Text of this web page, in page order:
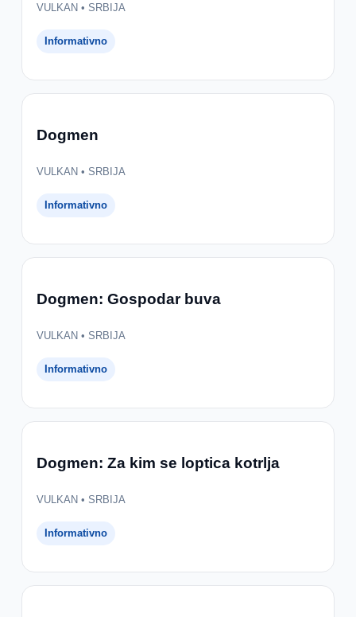
VULKAN • SRBIJA
Informativno
Dogmen
VULKAN • SRBIJA
Informativno
Dogmen: Gospodar buva
VULKAN • SRBIJA
Informativno
Dogmen: Za kim se loptica kotrlja
VULKAN • SRBIJA
Informativno